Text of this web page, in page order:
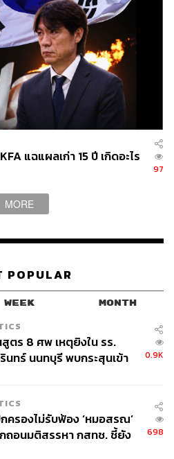
แฉแผลเก่า 15 ปี เกิดอะไร
97
MORE
POPULAR
WEEK MONTH
ตร 8 ศพ เหตุยิงใน รร.
นทร์ นนทบุรี พบกระสุนเข้า
0.9K
ครองไม่รับฟ้อง ‘หมอสรณ’
ถอนมติสรรหา กสทช. ชี้ยัง
698